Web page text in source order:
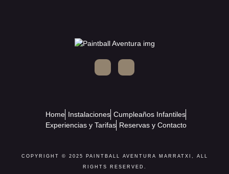
Home Instalaciones Cumpleaños Infantiles
Experiencias y Tarifas Reservas y Contacto
COPYRIGHT © 2025 PAINTBALL AVENTURA MARRATXI, ALL
RIGHTS RESERVED.